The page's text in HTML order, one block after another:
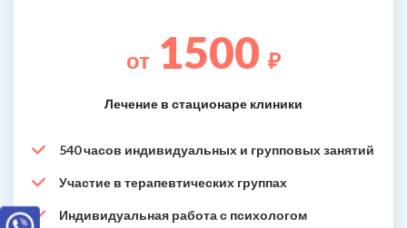
от 1500 ₽
Лечение в стационаре клиники
540 часов индивидуальных и групповых занятий
Участие в терапевтических группах
Индивидуальная работа с психологом